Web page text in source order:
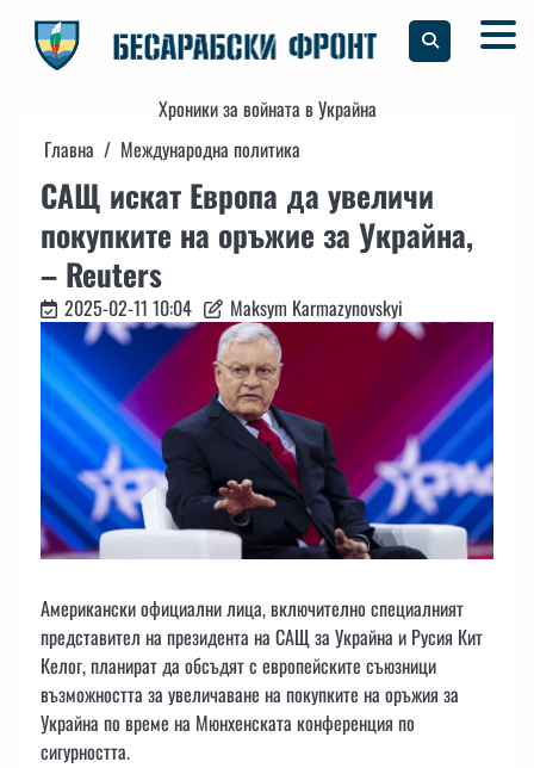
content
Хроники за войната в Украйна
Главна
Международна политика
САЩ искат Европа да увеличи
покупките на оръжие за Украйна,
– Reuters
2025-02-11 10:04 Maksym Karmazynovskyi
Американски официални лица, включително специалният
представител на президента на САЩ за Украйна и Русия Кит
Келог, планират да обсъдят с европейските съюзници
възможността за увеличаване на покупките на оръжия за
Украйна по време на Мюнхенската конференция по
сигурността.